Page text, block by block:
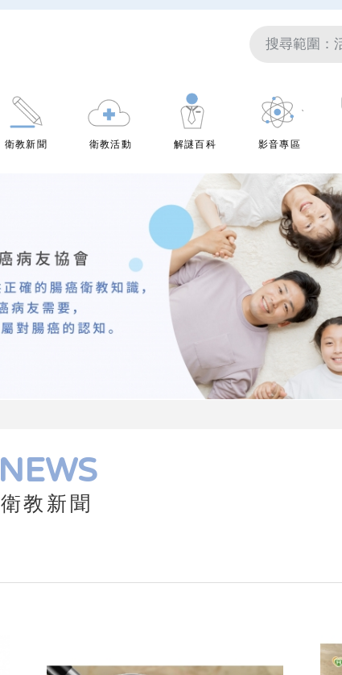
衛教新聞 衛教活動 解謎百科 影音專區
NEWS
衛教新聞